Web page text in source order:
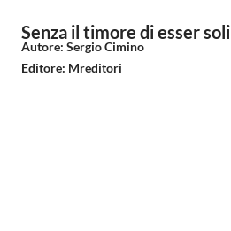
Senza il timore di esser soli
Autore: Sergio Cimino
Editore: Mreditori